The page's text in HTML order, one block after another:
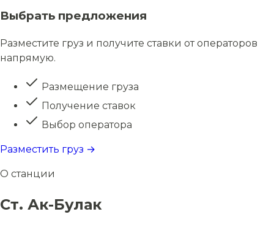
Выбрать предложения
Разместите груз и получите ставки от операторов
напрямую.
Размещение груза
Получение ставок
Выбор оператора
Разместить груз →
О станции
Ст. Ак-Булак